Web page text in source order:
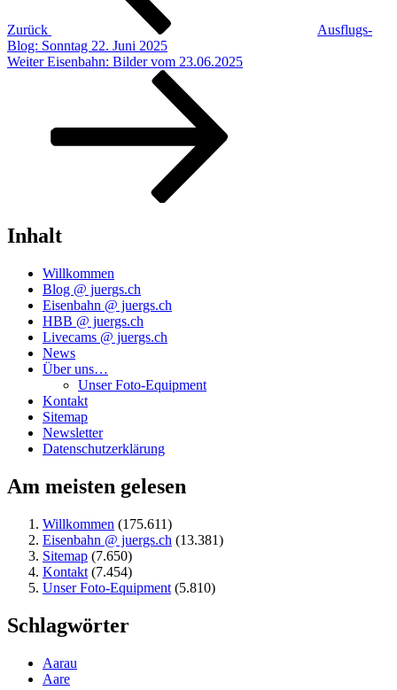
Zurück
Ausflugs-
Blog: Sonntag 22. Juni 2025
Nächster
Weiter Eisenbahn: Bilder vom 23.06.2025
Inhalt
Willkommen
Blog @ juergs.ch
Eisenbahn @ juergs.ch
HBB @ juergs.ch
Livecams @ juergs.ch
News
Über uns…
Unser Foto-Equipment
Kontakt
Sitemap
Newsletter
Datenschutzerklärung
Am meisten gelesen
Willkommen (175.611)
Eisenbahn @ juergs.ch (13.381)
Sitemap (7.650)
Kontakt (7.454)
Unser Foto-Equipment (5.810)
Schlagwörter
Aarau
Aare